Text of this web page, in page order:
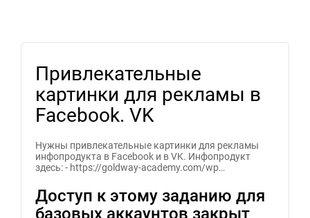
Привлекательные
картинки для рекламы в
Facebook. VK
Нужны привлекательные картинки для рекламы
инфопродукта в Facebook и в VK. Инфопродукт
здесь: - https://goldway-academy.com/wp…
Доступ к этому заданию для
базовых аккаунтов закрыт